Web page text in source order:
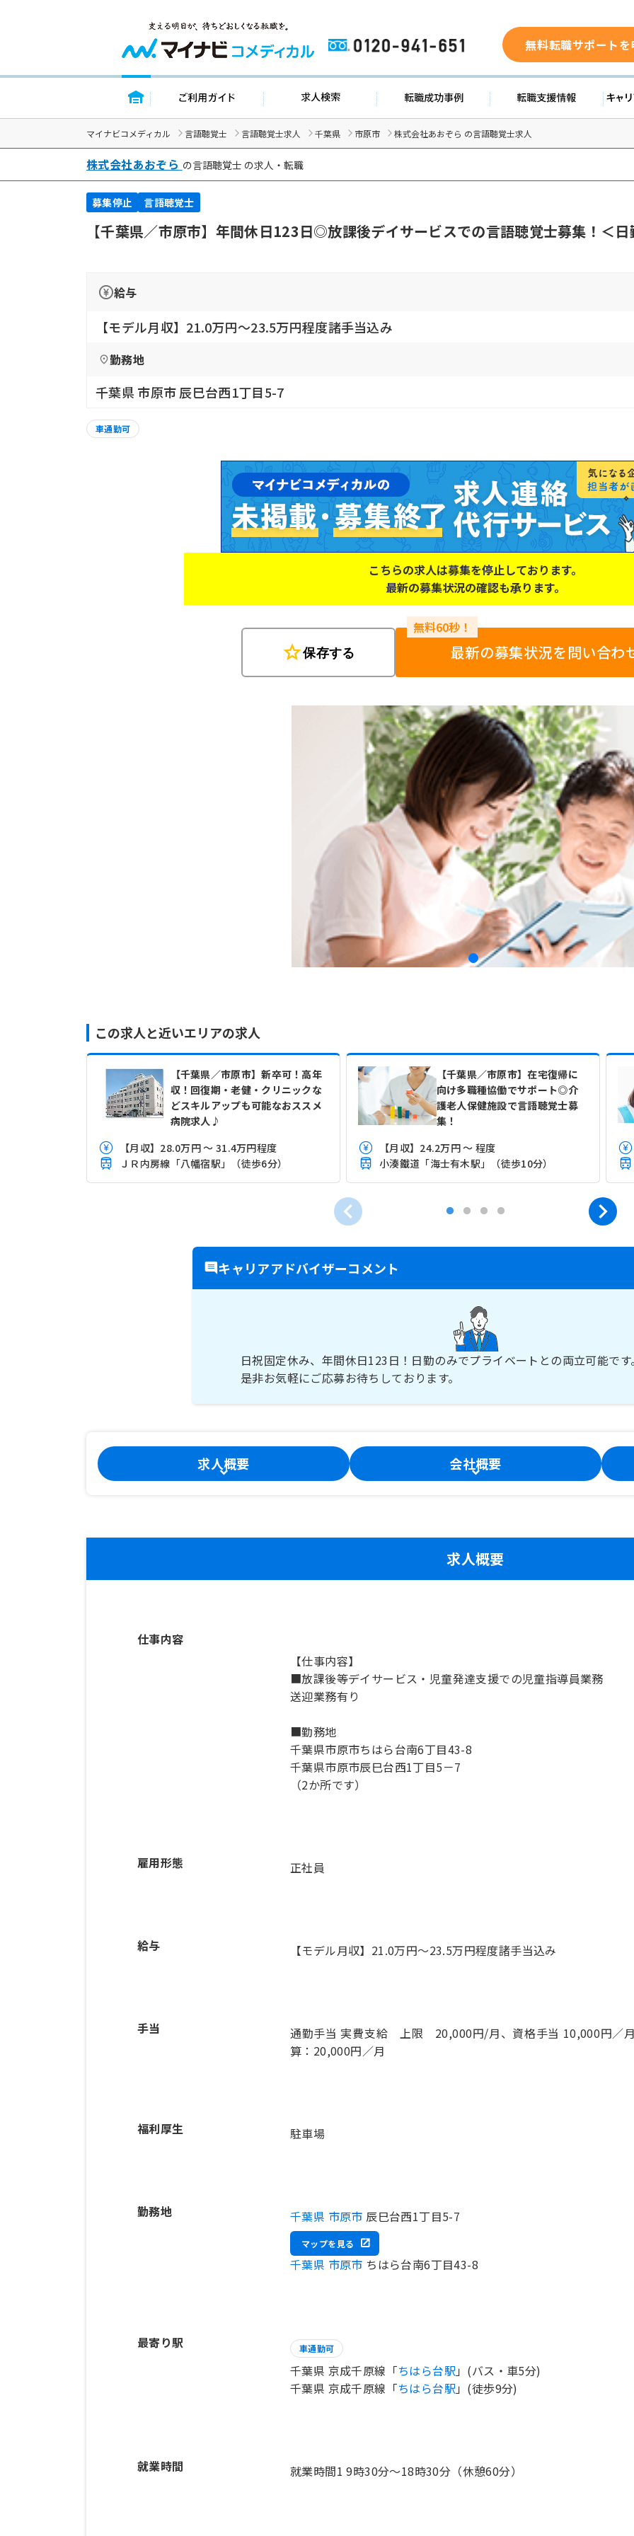
0120-941-651 無料転職サポート
トップページ ご利用ガイド 求人検索 転職成功事例 転職支
マイナビコメディカル 言語聴覚士 言語聴覚士求人 千葉県 市原市 株式会社あおぞら の言語聴覚士求人
株式会社あおぞら の言語聴覚士 の求人・転職
募集停止 言語聴覚士
【千葉県／市原市】年間休日123日◎放課後デイサービスでの言語聴覚士募集！＜日
給与
【モデル月収】21.0万円〜23.5万円程度諸手当込み
勤務地
千葉県 市原市 辰巳台西1丁目5-7
車通勤可
こちらの求人は募集を停止しております。
最新の募集状況の確認も承ります。
star保存する 最新の募集状況を問い合わ
この求人と近いエリアの求人
【千葉県／市原市】新卒可！高年
収！回復期・老健・クリニックな
どスキルアップも可能なおススメ
病院求人♪
【月収】28.0万円 ～ 31.4万円程度
ＪＲ内房線「八幡宿駅」（徒歩6分）
【千葉県／市原市】在宅復帰に
向け多職種協働でサポート◎介
護老人保健施設で言語聴覚士募
集！
【月収】24.2万円 ～ 程度
小湊鐵道「海士有木駅」（徒歩10分）
キャリアアドバイザーコメント
日祝固定休み、年間休日123日！日勤のみでプライベートとの両立可能です
是非お気軽にご応募お待ちしております。
求人概要 会社概要
求人概要
仕事内容
【仕事内容】
■放課後等デイサービス・児童発達支援での児童指導員業務
送迎業務有り
■勤務地
千葉県市原市ちはら台南6丁目43-8
千葉県市原市辰巳台西1丁目5－7
（2か所です）
雇用形態 正社員
給与 【モデル月収】21.0万円〜23.5万円程度諸手当込み
手当
通勤手当 実費支給 上限 20,000円/月、資格手当 10,000円／
算：20,000円／月
福利厚生 駐車場
勤務地 千葉県 市原市 辰巳台西1丁目5-7
マップを見る
千葉県 市原市 ちはら台南6丁目43-8
最寄り駅 車通勤可
千葉県 京成千原線「ちはら台駅 」(バス・車5分)
千葉県 京成千原線「ちはら台駅 」(徒歩9分)
就業時間 就業時間1 9時30分〜18時30分（休憩60分）